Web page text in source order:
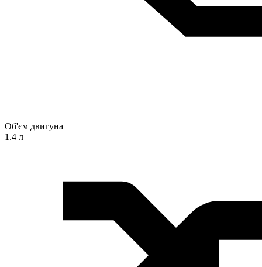
Об'єм двигуна
1.4 л